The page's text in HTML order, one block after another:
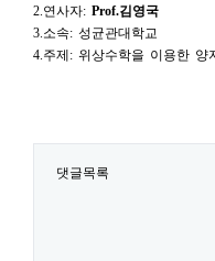
2.연사자: Prof.김영국
3.소속: 성균관대학교
4.주제 : 위상수학을 이용한 양
댓글목록